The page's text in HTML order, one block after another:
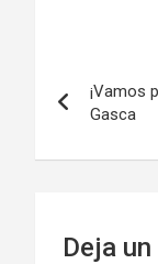
¡Vamos
Gasca
Deja